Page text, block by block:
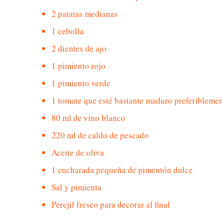
2 patatas medianas
1 cebolla
2 dientes de ajo
1 pimiento rojo
1 pimiento verde
1 tomate que esté bastante maduro
80 ml de vino blanco
220 ml de caldo de pescado
Aceite de oliva
1 cucharada pequeña de pimentón dulce
Sal y pimienta
Perejil fresco para decorar al final